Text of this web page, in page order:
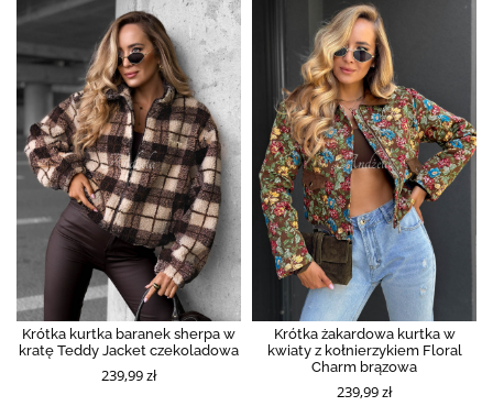
Krótka kurtka baranek sherpa w
kratę Teddy Jacket czekoladowa
239,99 zł
Krótka żakardowa kurtka w
kwiaty z kołnierzykiem Floral
Charm brązowa
239,99 zł